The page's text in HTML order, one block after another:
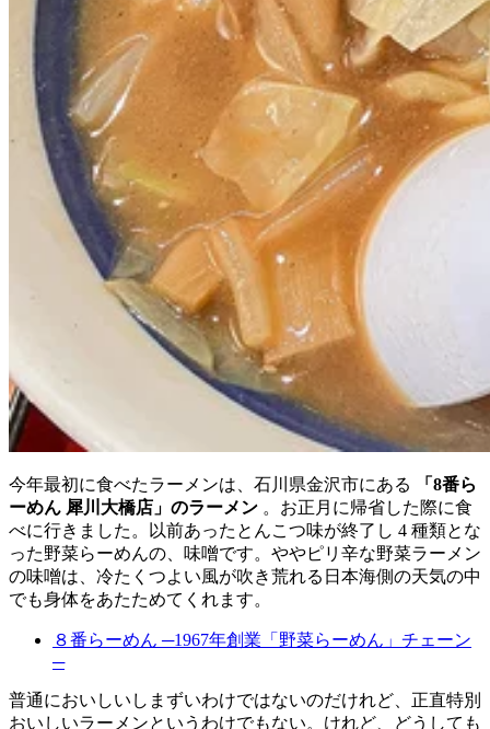
今年最初に食べたラーメンは、石川県金沢市にある
「8番ら
ーめん 犀川大橋店」のラーメン 。お正月に帰省した際に食
べに行きました。以前あったとんこつ味が終了し 4 種類とな
った野菜らーめんの、味噌です。ややピリ辛な野菜ラーメン
の味噌は、冷たくつよい風が吹き荒れる日本海側の天気の中
でも身体をあたためてくれます。
８番らーめん ─1967年創業「野菜らーめん」チェーン
─
普通においしいしまずいわけではないのだけれど、正直特別
おいしいラーメンというわけでもない。けれど、どうしても